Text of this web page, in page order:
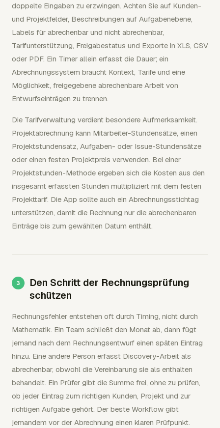
doppelte Eingaben zu erzwingen. Achten Sie auf Kunden-
und Projektfelder, Beschreibungen auf Aufgabenebene,
Labels für abrechenbar und nicht abrechenbar,
Tarifunterstützung, Freigabestatus und Exporte in XLS, CSV
oder PDF. Ein Timer allein erfasst die Dauer; ein
Abrechnungssystem braucht Kontext, Tarife und eine
Möglichkeit, freigegebene abrechenbare Arbeit von
Entwurfseinträgen zu trennen.
Die Tarifverwaltung verdient besondere Aufmerksamkeit.
Projektabrechnung kann Mitarbeiter-Stundensätze, einen
Projektstundensatz, Aufgaben- oder Issue-Stundensätze
oder einen festen Projektpreis verwenden. Bei einer
Projektstunden-Methode ergeben sich die Kosten aus den
insgesamt erfassten Stunden multipliziert mit dem festen
Projekttarif. Die App sollte auch ein Abrechnungsstichtag
unterstützen, damit die Rechnung nur die abrechenbaren
Einträge bis zum gewählten Datum enthält.
Den Schritt der Rechnungsprüfung
schützen
Rechnungsfehler entstehen oft durch Timing, nicht durch
Mathematik. Ein Team schließt den Monat ab, dann fügt
jemand nach dem Rechnungsentwurf einen späten Eintrag
hinzu. Eine andere Person erfasst Discovery-Arbeit als
abrechenbar, obwohl die Vereinbarung sie als enthalten
behandelt. Ein Prüfer gibt die Summe frei, ohne zu prüfen,
ob jeder Eintrag zum richtigen Kunden, Projekt und zur
richtigen Aufgabe gehört. Der beste Workflow gibt
jemandem vor der Abrechnung einen klaren Prüfpunkt.